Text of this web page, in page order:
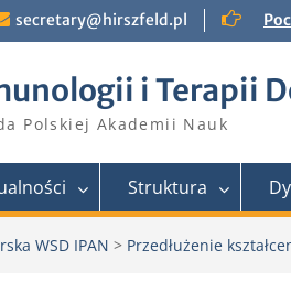
secretary@hirszfeld.pl
i Terapii
Polskiej Akademii Nauk
Struktura
WSD IPAN > Przedłużenie